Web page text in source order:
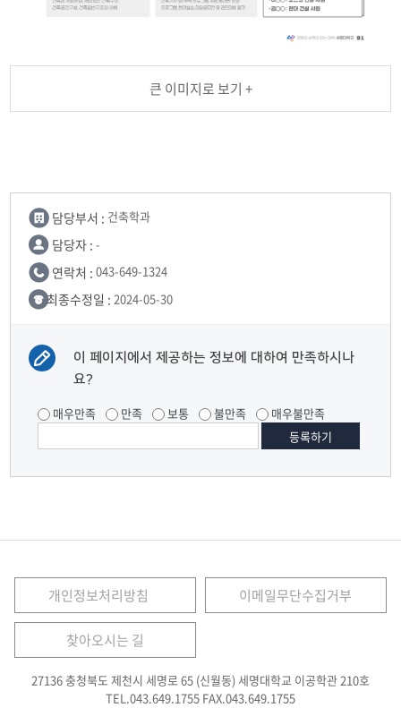
큰 이미지로 보기 +
담당부서 : 건축학과
담당자 : -
연락처 : 043-649-1324
최종수정일 : 2024-05-30
이 페이지에서 제공하는 정보에 대하여 만족하시나
요?
매우만족 만족 보통 불만족 매우불만족
개인정보처리방침 이메일무단수집거부
찾아오시는 길
27136 충청북도 제천시 세명로 65 (신월동) 세명대학교 이공학관 210호
TEL.043.649.1755 FAX.043.649.1755